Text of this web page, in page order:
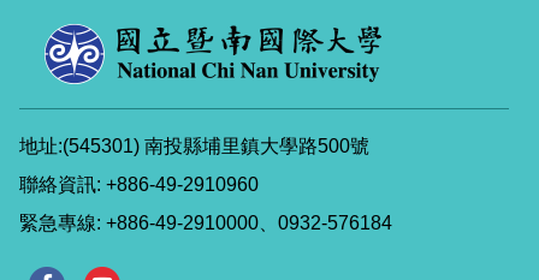
地址:(545301) 南投縣埔里鎮大學路500號
聯絡資訊: +886-49-2910960
緊急專線: +886-49-2910000、0932-576184